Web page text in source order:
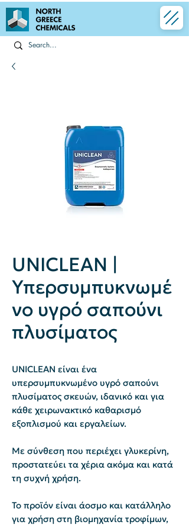
UNICLEAN |
Υπερσυμπυκνωμέ
νο υγρό σαπούνι
πλυσίματος
UNICLEAN είναι ένα
υπερσυμπυκνωμένο υγρό σαπούνι
πλυσίματος σκευών, ιδανικό και για
κάθε χειρωνακτικό καθαρισμό
εξοπλισμού και εργαλείων.
Με σύνθεση που περιέχει γλυκερίνη,
προστατεύει τα χέρια ακόμα και κατά
τη συχνή χρήση.
Το προϊόν είναι άοσμο και κατάλληλο
για χρήση στη βιομηχανία τροφίμων,